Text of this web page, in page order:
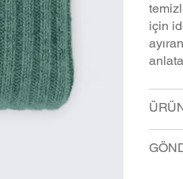
için